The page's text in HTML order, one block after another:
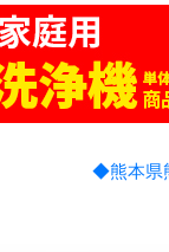
◆熊本県